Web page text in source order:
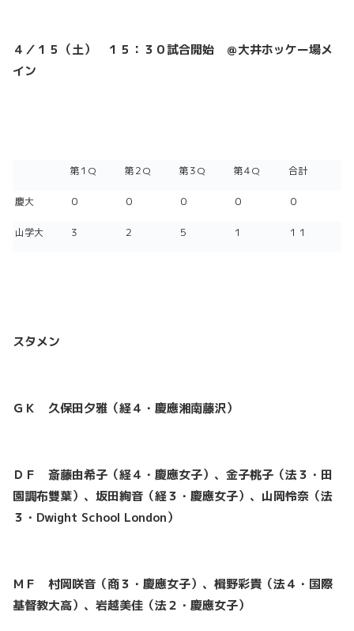
４／１５（土） １５：３０試合開始 ＠大井ホッケー場メ
イン
第１Q 第２Q 第３Q 第４Q 合計
慶大 ０ ０ ０ ０ ０
山学大 ３ ２ ５ １ １１
スタメン
ＧＫ 久保田夕雅（経４・慶應湘南藤沢）
ＤＦ 斎藤由希子（経４・慶應女子）、金子桃子（法３・田
園調布雙葉）、坂田絢音（経３・慶應女子）、山岡怜奈（法
３・Dwight School London）
ＭＦ 村岡咲音（商３・慶應女子）、楫野彩貴（法４・国際
基督教大高）、岩越美佳（法２・慶應女子）